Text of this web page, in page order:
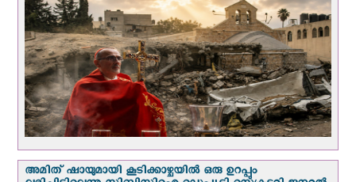
അമിത് ഷായുമായി കൂടിക്കാഴ്ചയില്‍ ഒരു ഉറപ്പും